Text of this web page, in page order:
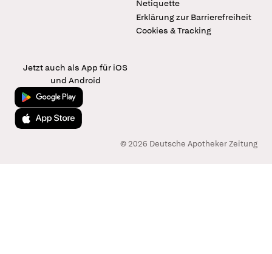
Netiquette
Erklärung zur Barrierefreiheit
Cookies & Tracking
Jetzt auch als App für iOS
und Android
Jetzt bei Google Play
Laden im App Store
© 2026 Deutsche Apotheker Zeitung